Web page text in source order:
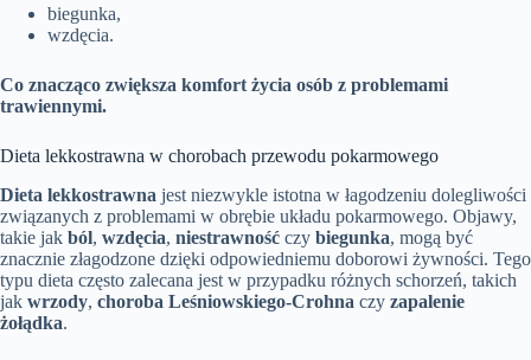
biegunka,
wzdęcia.
Co znacząco zwiększa komfort życia osób z problemami
trawiennymi.
Dieta lekkostrawna w chorobach przewodu pokarmowego
Dieta lekkostrawna jest niezwykle istotna w łagodzeniu dolegliwości
związanych z problemami w obrębie układu pokarmowego. Objawy,
takie jak ból, wzdęcia, niestrawność czy biegunka, mogą być
znacznie złagodzone dzięki odpowiedniemu doborowi żywności. Tego
typu dieta często zalecana jest w przypadku różnych schorzeń, takich
jak wrzody, choroba Leśniowskiego-Crohna czy zapalenie
żołądka.